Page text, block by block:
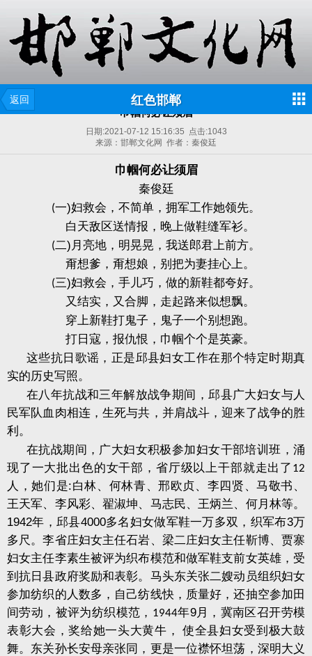
返回 红色邯郸
巾帼何必让须眉
日期:2021-07-12 15:16:35 点击:1043
来源：邯郸文化网 作者：秦俊廷
巾帼何必让须眉
秦俊廷
(一)妇救会，不简单，拥军工作她领先。
白天敌区送情报，晚上做鞋缝军衫。
(二) 月亮地，明晃晃，我送郎君上前方。
甭想爹，甭想娘，别把为妻挂心上。
(三)妇救会，手儿巧，做的新鞋都夸好。
又结实，又合脚，走起路来似想飘。
穿上新鞋打鬼子，鬼子一个别想跑。
打日寇，报仇恨，巾帼个个是英豪。
这些抗日歌谣，正是邱县妇女工作在那个特定时期真
实的历史写照。
在八年抗战和三年解放战争期间，邱县广大妇女与人
民军队血肉相连，生死与共，并肩战斗，迎来了战争的胜
利。
在抗战期间，广大妇女积极参加妇女干部培训班，涌
现了一大批出色的女干部，省厅级以上干部就走出了 12
人，她们是:白林、何林青、邢欧贞、李四贤、马敬书、
王天军、李风彩、翟淑坤、马志民、王炳兰、何月林等。
1942年，邱县4000多名妇女做军鞋一万多双，织军布3万
多尺。李省庄妇女主任石岩、梁二庄妇女主任靳博、贾寨
妇女主任李素生被评为织布模范和做军鞋支前女英雄，受
到抗日县政府奖励和表彰。马头东关张二嫂动员组织妇女
参加纺织的人数多，自己纺线快，质量好，还抽空参加田
间劳动，被评为纺织模范， 1944年9月，冀南区召开劳模
表彰大会，奖给她一头大黄牛，
使全县妇女受到极大鼓
舞。东关孙长安母亲张同，更是一位襟怀坦荡，深明大义